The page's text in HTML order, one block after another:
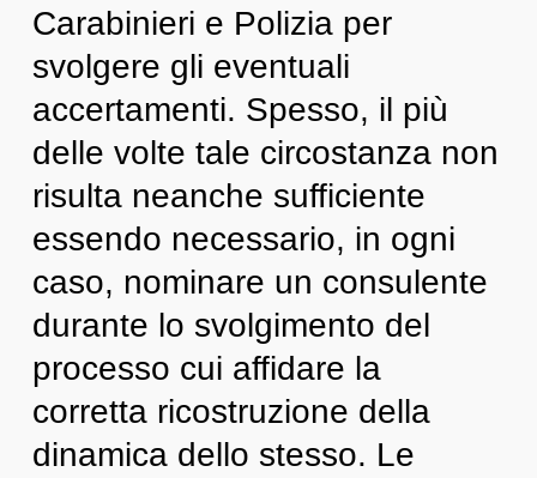
Carabinieri e Polizia per
svolgere gli eventuali
accertamenti. Spesso, il più
delle volte tale circostanza non
risulta neanche sufficiente
essendo necessario, in ogni
caso, nominare un consulente
durante lo svolgimento del
processo cui affidare la
corretta ricostruzione della
dinamica dello stesso. Le